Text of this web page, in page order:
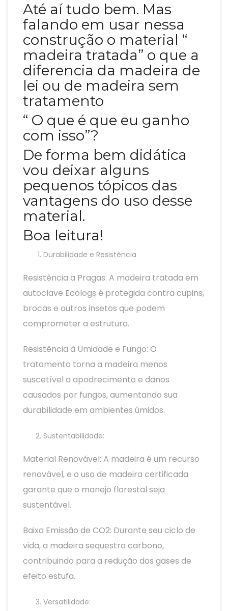
Até aí tudo bem. Mas
falando em usar nessa
construção o material “
madeira tratada” o que a
diferencia da madeira de
lei ou de madeira sem
tratamento
“ O que é que eu ganho
com isso”?
De forma bem didática
vou deixar alguns
pequenos tópicos das
vantagens do uso desse
material.
Boa leitura!
Durabilidade e Resistência
Resistência a Pragas: A madeira tratada em
autoclave Ecologs é protegida contra cupins,
brocas e outros insetos que podem
comprometer a estrutura.
Resistência à Umidade e Fungo: O
tratamento torna a madeira menos
suscetível a apodrecimento e danos
causados por fungos, aumentando sua
durabilidade em ambientes úmidos.
Sustentabilidade:
Material Renovável: A madeira é um recurso
renovável, e o uso de madeira certificada
garante que o manejo florestal seja
sustentável.
Baixa Emissão de CO2: Durante seu ciclo de
vida, a madeira sequestra carbono,
contribuindo para a redução dos gases de
efeito estufa.
Versatilidade: